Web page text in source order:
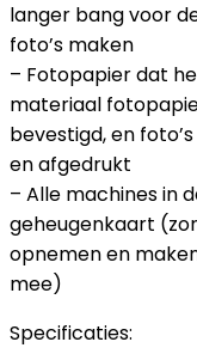
langer bang voor
foto’s maken
– Fotopapier dat
materiaal
bevestigd, en
en afgedrukt
– Alle machines in
geheugenkaart
opnemen en
mee)
Specificaties: